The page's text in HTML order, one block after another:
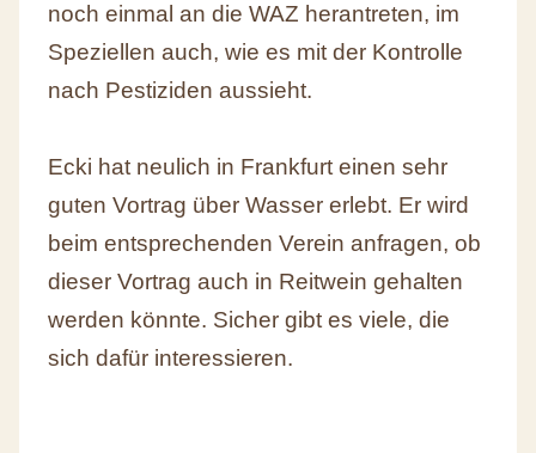
noch einmal an die WAZ herantreten, im
Speziellen auch, wie es mit der Kontrolle
nach Pestiziden aussieht.
Ecki hat neulich in Frankfurt einen sehr
guten Vortrag über Wasser erlebt. Er wird
beim entsprechenden Verein anfragen, ob
dieser Vortrag auch in Reitwein gehalten
werden könnte. Sicher gibt es viele, die
sich dafür interessieren.